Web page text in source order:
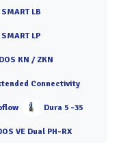
LB
LP
KN / ZKN
Connectivity
Dura 5 -35
VE Dual PH-RX